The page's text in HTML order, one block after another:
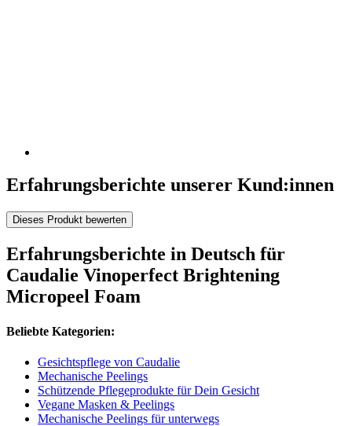
Erfahrungsberichte unserer Kund:innen
Dieses Produkt bewerten
Erfahrungsberichte in Deutsch für
Caudalie Vinoperfect Brightening
Micropeel Foam
Beliebte Kategorien:
Gesichtspflege von Caudalie
Mechanische Peelings
Schützende Pflegeprodukte für Dein Gesicht
Vegane Masken & Peelings
Mechanische Peelings für unterwegs